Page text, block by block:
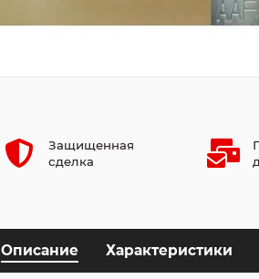
Защищенная
сделка
Описание Характеристики